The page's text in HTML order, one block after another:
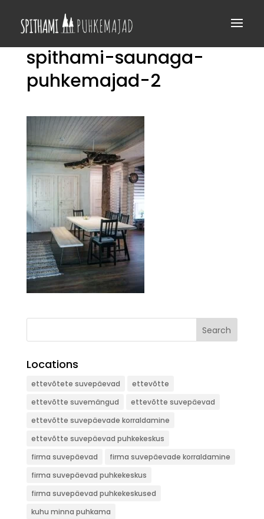
spithami-saunaga-
puhkemajad-2
Search
Locations
ettevõtete suvepäevad
ettevõtte
ettevõtte suvemängud
ettevõtte suvepäevad
ettevõtte suvepäevade korraldamine
ettevõtte suvepäevad puhkekeskus
firma suvepäevad
firma suvepäevade korraldamine
firma suvepäevad puhkekeskus
firma suvepäevad puhkekeskused
kuhu minna puhkama